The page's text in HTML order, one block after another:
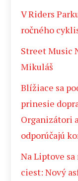
V Riders
ročného
Street Music
Mikuláš
Blížiace sa
prinesie
Organizátori
odporúčajú
Na Liptove
ciest: Nový